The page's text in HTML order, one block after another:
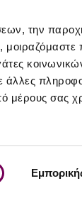
την
μοιραζόμαστε
άλλες
μέρους σας
Δώρο